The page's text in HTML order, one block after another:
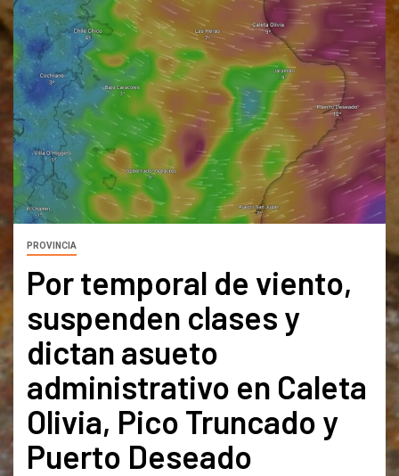
PROVINCIA
Por temporal de viento,
suspenden clases y
dictan asueto
administrativo en Caleta
Olivia, Pico Truncado y
Puerto Deseado